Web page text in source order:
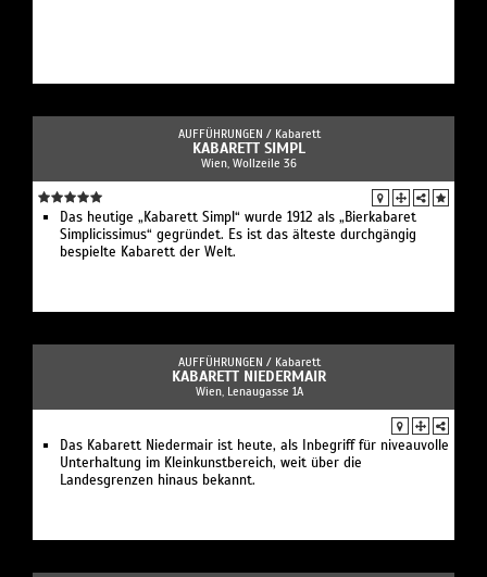
AUFFÜHRUNGEN / Kabarett
KABARETT SIMPL
Wien, Wollzeile 36
Das heutige „Kabarett Simpl“ wurde 1912 als „Bierkabaret
Simplicissimus“ gegründet. Es ist das älteste durchgängig
bespielte Kabarett der Welt.
AUFFÜHRUNGEN / Kabarett
KABARETT NIEDERMAIR
Wien, Lenaugasse 1A
Das Kabarett Niedermair ist heute, als Inbegriff für niveauvolle
Unterhaltung im Kleinkunstbereich, weit über die
Landesgrenzen hinaus bekannt.